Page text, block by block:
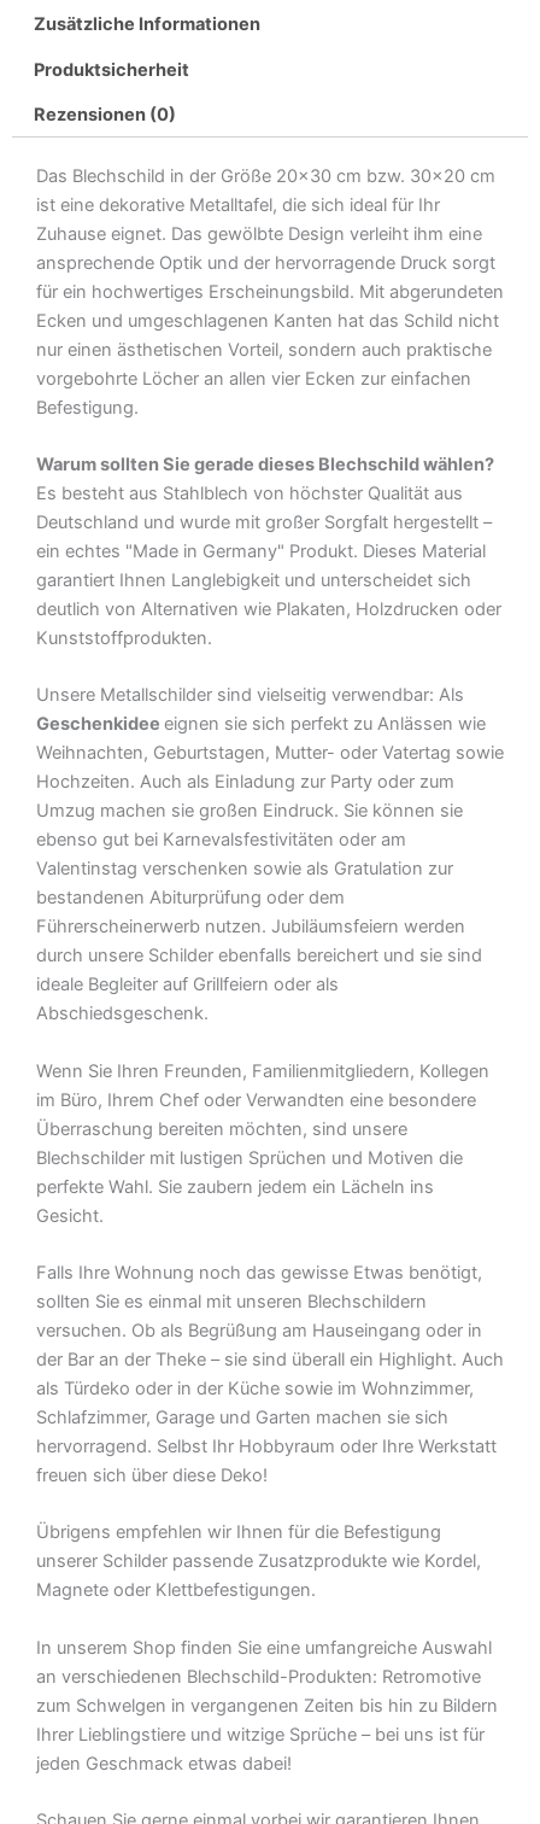
löst
Probleme
Metall
Deko
Menge
Zusätzliche Informationen
Produktsicherheit
Rezensionen (0)
Das Blechschild in der Größe 20×30 cm bzw. 30×20 cm
ist eine dekorative Metalltafel, die sich ideal für Ihr
Zuhause eignet. Das gewölbte Design verleiht ihm eine
ansprechende Optik und der hervorragende Druck sorgt
für ein hochwertiges Erscheinungsbild. Mit abgerundeten
Ecken und umgeschlagenen Kanten hat das Schild nicht
nur einen ästhetischen Vorteil, sondern auch praktische
vorgebohrte Löcher an allen vier Ecken zur einfachen
Befestigung.
Warum sollten Sie gerade dieses Blechschild wählen?
Es besteht aus Stahlblech von höchster Qualität aus
Deutschland und wurde mit großer Sorgfalt hergestellt –
ein echtes "Made in Germany" Produkt. Dieses Material
garantiert Ihnen Langlebigkeit und unterscheidet sich
deutlich von Alternativen wie Plakaten, Holzdrucken oder
Kunststoffprodukten.
Unsere Metallschilder sind vielseitig verwendbar: Als
Geschenkidee eignen sie sich perfekt zu Anlässen wie
Weihnachten, Geburtstagen, Mutter- oder Vatertag sowie
Hochzeiten. Auch als Einladung zur Party oder zum
Umzug machen sie großen Eindruck. Sie können sie
ebenso gut bei Karnevalsfestivitäten oder am
Valentinstag verschenken sowie als Gratulation zur
bestandenen Abiturprüfung oder dem
Führerscheinerwerb nutzen. Jubiläumsfeiern werden
durch unsere Schilder ebenfalls bereichert und sie sind
ideale Begleiter auf Grillfeiern oder als
Abschiedsgeschenk.
Wenn Sie Ihren Freunden, Familienmitgliedern, Kollegen
im Büro, Ihrem Chef oder Verwandten eine besondere
Überraschung bereiten möchten, sind unsere
Blechschilder mit lustigen Sprüchen und Motiven die
perfekte Wahl. Sie zaubern jedem ein Lächeln ins
Gesicht.
Falls Ihre Wohnung noch das gewisse Etwas benötigt,
sollten Sie es einmal mit unseren Blechschildern
versuchen. Ob als Begrüßung am Hauseingang oder in
der Bar an der Theke – sie sind überall ein Highlight. Auch
als Türdeko oder in der Küche sowie im Wohnzimmer,
Schlafzimmer, Garage und Garten machen sie sich
hervorragend. Selbst Ihr Hobbyraum oder Ihre Werkstatt
freuen sich über diese Deko!
Übrigens empfehlen wir Ihnen für die Befestigung
unserer Schilder passende Zusatzprodukte wie Kordel,
Magnete oder Klettbefestigungen.
In unserem Shop finden Sie eine umfangreiche Auswahl
an verschiedenen Blechschild-Produkten: Retromotive
zum Schwelgen in vergangenen Zeiten bis hin zu Bildern
Ihrer Lieblingstiere und witzige Sprüche – bei uns ist für
jeden Geschmack etwas dabei!